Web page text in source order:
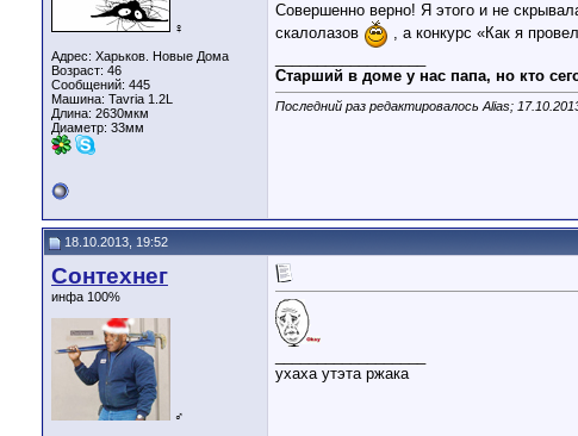
♀
Адрес: Харьков. Новые Дома
Возраст: 46
Сообщений: 445
Машина: Tavria 1.2L
Длина: 2630мкм
Диаметр: 33мм
Совершенно верно! Я этого и не
скалолазов
, а конкурс «Как я
Старший в доме у нас папа, но кто
Последний раз редактировалось Alias;
18.10.2013, 19:52
Сонтехнег
инфа 100%
♂
ухаха утэта ржака